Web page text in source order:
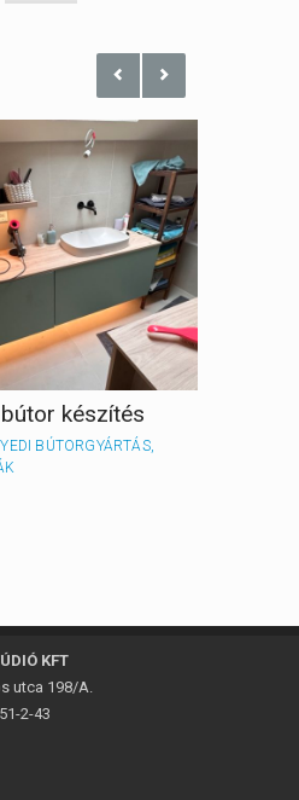
készítés
BÚTORGYÁRTÁS,
KFT
utca 198/A.
2-43